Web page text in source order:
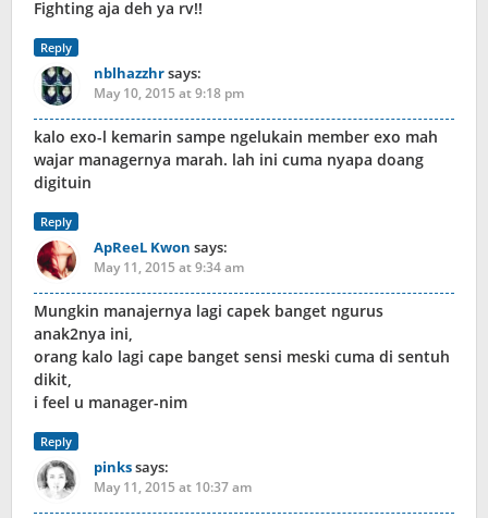
Fighting aja deh ya rv!!
Reply
nblhazzhrsays:
May 10, 2015 at 9:18 pm
kalo exo-l kemarin sampe ngelukain member exo mah
wajar managernya marah. lah ini cuma nyapa doang
digituin
Reply
ApReeL Kwon says:
May 11, 2015 at 9:34 am
Mungkin manajernya lagi capek banget ngurus
anak2nya ini,
orang kalo lagi cape banget sensi meski cuma di sentuh
dikit,
i feel u manager-nim
Reply
pinkssays:
May 11, 2015 at 10:37 am